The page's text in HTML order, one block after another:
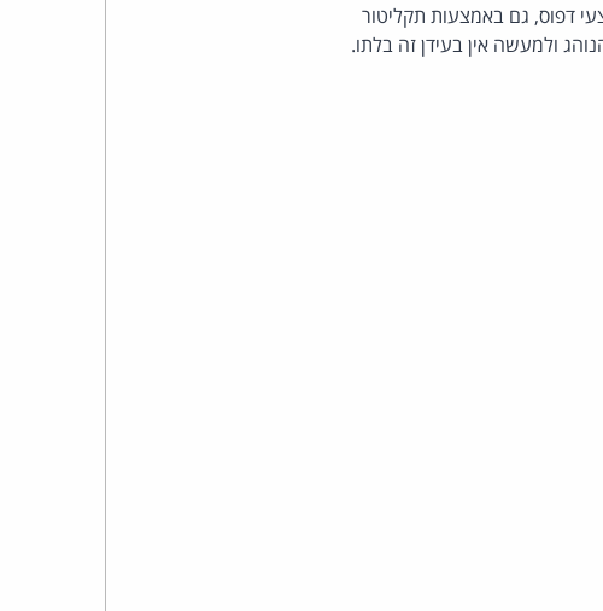
דפוס, גם באמצעות תקליטור
ולמעשה אין בעידן זה בלתו.